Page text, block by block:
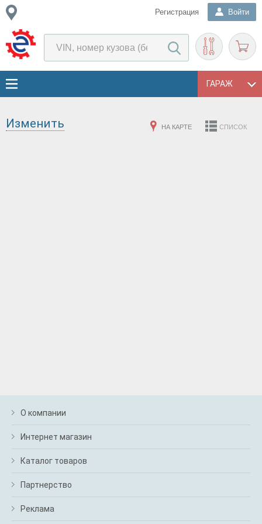
Регистрация Войти
ГАРАЖ
НА КАРТЕ СПИСОК
Изменить
О компании
Интернет магазин
Каталог товаров
Партнерство
Реклама